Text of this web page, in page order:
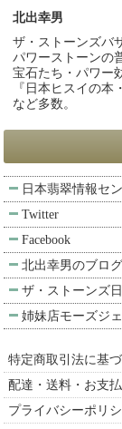
北出幸男
ザ・ストーンズバ
パワーストーンの
宝石たち・パワー
『日本ヒスイの本
など多数。
日本翡翠情報セ
Twitter
Facebook
北出幸男のブログ
ザ・ストーンズ
姉妹店モーズジ
特定商取引法に基
配達・送料・お支
プライバシーポリ